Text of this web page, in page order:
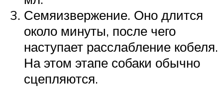
Семяизвержение. Оно длится
около минуты, после чего
наступает расслабление кобеля.
На этом этапе собаки обычно
сцепляются.